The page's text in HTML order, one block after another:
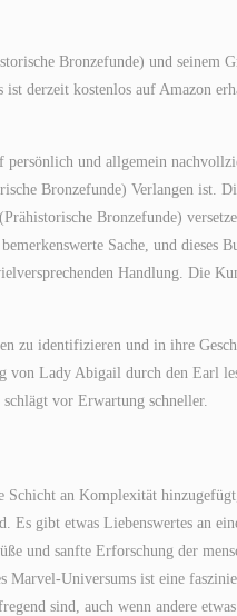
Bronzefunde) und seinem
derzeit kostenlos auf Amazon
und allgemein
Bronzefunde) Verlangen ist.
Bronzefunde)
Sache, und dieses
Handlung. Die
zu identifizieren und in ihre
von Lady Abigail durch den Earl
vor Erwartung schneller.
Schicht an Komplexität
gibt etwas Liebenswertes an
und sanfte Erforschung der
Marvel-Universums ist eine
sind, auch wenn andere etwas